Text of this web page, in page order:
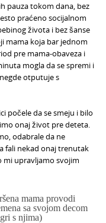
pauza tokom dana, bez
praćeno socijalnom
života i bez šanse
mama koja bar jednom
pre mama-obaveza i
mogla da se spremi i
otputuje s
počele da se smeju i bilo
onaj život pre deteta.
odabrale da ne
fali nekad onaj trenutak
mi upravljamo svojim
mama provodi
sa svojom decom
s njima)